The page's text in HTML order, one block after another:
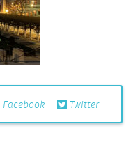
Facebook Twitter